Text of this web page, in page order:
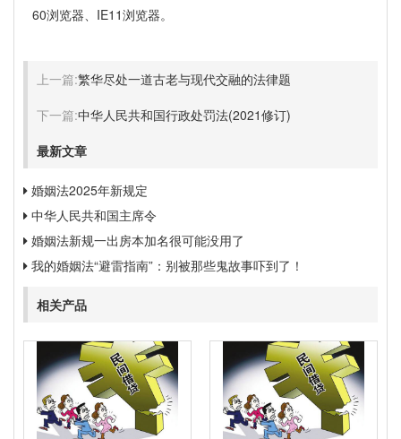
60浏览器、IE11浏览器。
上一篇:繁华尽处一道古老与现代交融的法律题
下一篇:中华人民共和国行政处罚法(2021修订)
最新文章
婚姻法2025年新规定
中华人民共和国主席令
婚姻法新规一出房本加名很可能没用了
我的婚姻法“避雷指南”：别被那些鬼故事吓到了！
相关产品